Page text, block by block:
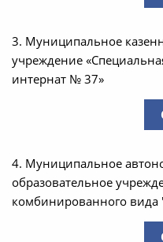
3. Муниципальное
учреждение
интернат № 37»
4. Муниципальное
образовательное
комбинированного вида